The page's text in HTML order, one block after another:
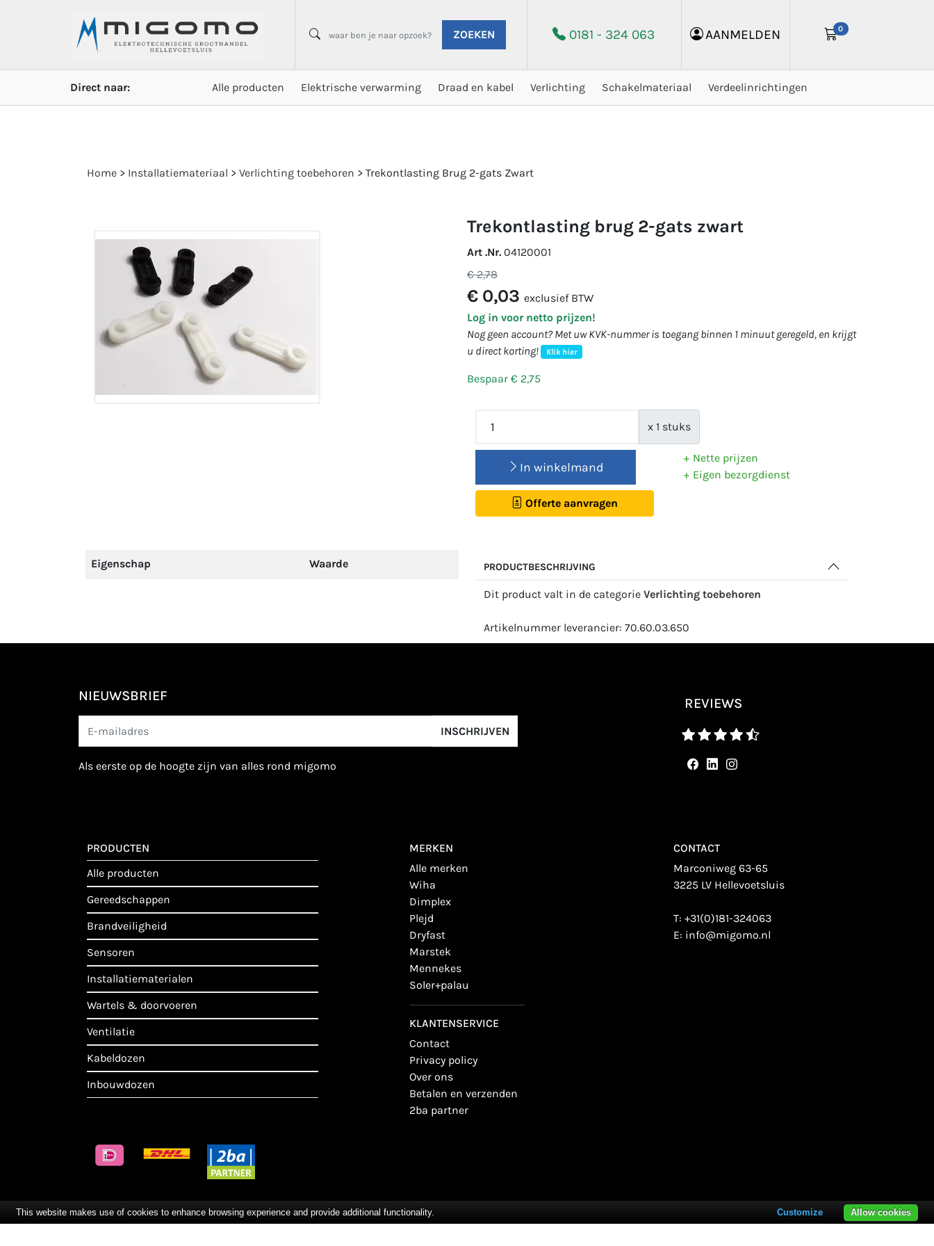
ZOEKEN 0181 - 324 063 AANMELDEN 0
Direct naar: Alle producten Elektrische verwarming Draad en kabel Verlichting Schakelmateriaal Verdeelinrichtingen
Home > Installatiemateriaal > Verlichting toebehoren > Trekontlasting Brug 2-gats Zwart
trekontlasting brug 2-gats zwart
Art .Nr. 04120001
€ 2,78
€ 0,03 exclusief BTW
Log in voor netto prijzen!
Nog geen account? Met uw KVK-nummer is toegang binnen 1 minuut geregeld, en krijgt
u direct korting!
Klik hier
Bespaar € 2,75
x 1 stuks
In winkelmand
Offerte aanvragen
Nette prijzen
Eigen bezorgdienst
Eigenschap Waarde PRODUCTBESCHRIJVING
Dit product valt in de categorie Verlichting toebehoren
Artikelnummer leverancier: 70.60.03.650
NIEUWSBRIEF
INSCHRIJVEN
als eerste op de hoogte zijn van alles rond migomo
REVIEWS
PRODUCTEN
alle producten
gereedschappen
brandveiligheid
sensoren
installatiematerialen
wartels & doorvoeren
ventilatie
kabeldozen
inbouwdozen
MERKEN
alle merken
wiha
dimplex
plejd
dryfast
marstek
mennekes
soler+palau
KLANTENSERVICE
contact
privacy policy
over ons
betalen en verzenden
2ba partner
CONTACT
Marconiweg 63-65
3225 LV Hellevoetsluis
T:+31(0)181-324063
E: info@migomo.nl
This website makes use of cookies to enhance browsing experience and provide additional functionality. Allow cookies
Customize